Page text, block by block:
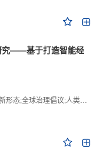
究——基于打造智能经
球治理倡议;人类命运共同体